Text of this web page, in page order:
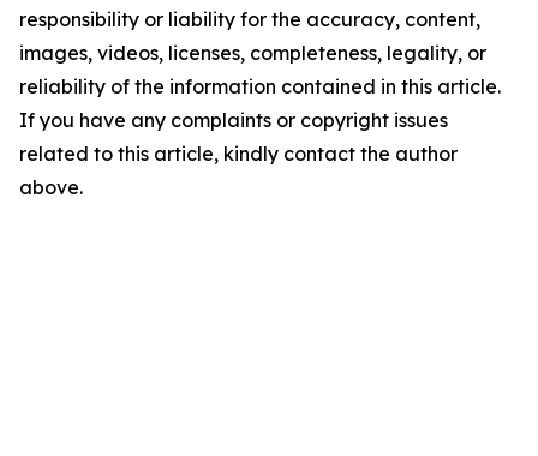
responsibility or liability for the accuracy, content,
images, videos, licenses, completeness, legality, or
reliability of the information contained in this article.
If you have any complaints or copyright issues
related to this article, kindly contact the author
above.